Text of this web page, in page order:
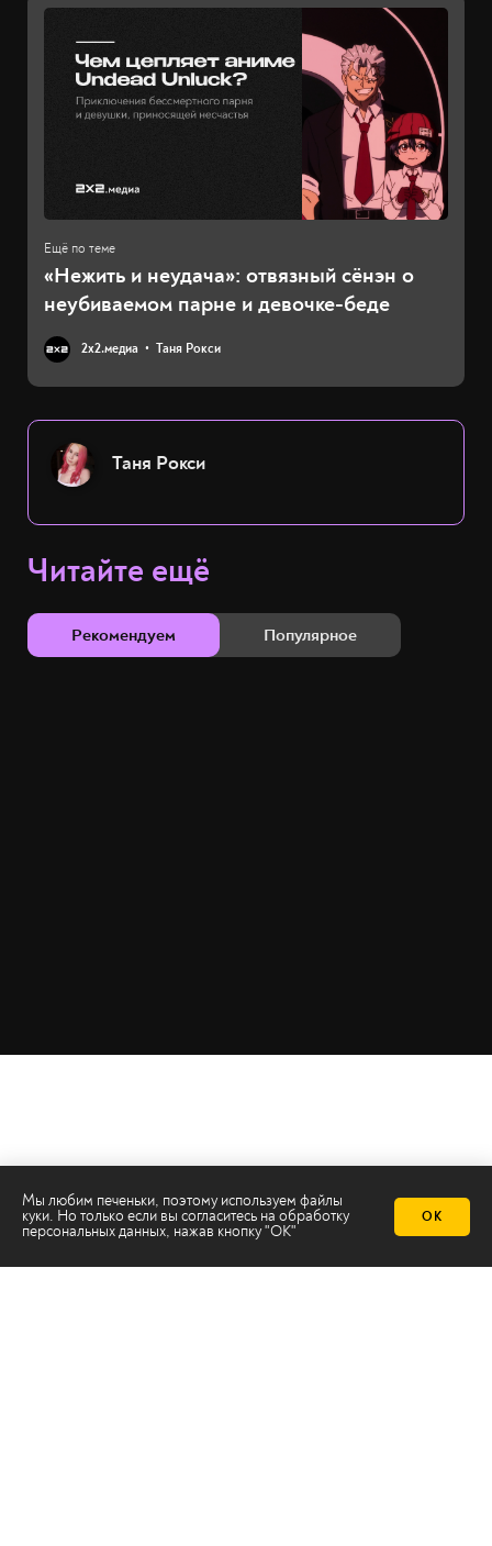
«Нежить и неудача»: отвязный сёнэн о
неубиваемом парне и девочке-беде
2х2.медиа Таня Рокси
Таня Рокси
Читайте ещё
Рекомендуем Популярное
Мы любим печеньки, поэтому используем файлы
куки. Но только если вы согласитесь на обработку
персональных данных, нажав кнопку "ОК"
ОК